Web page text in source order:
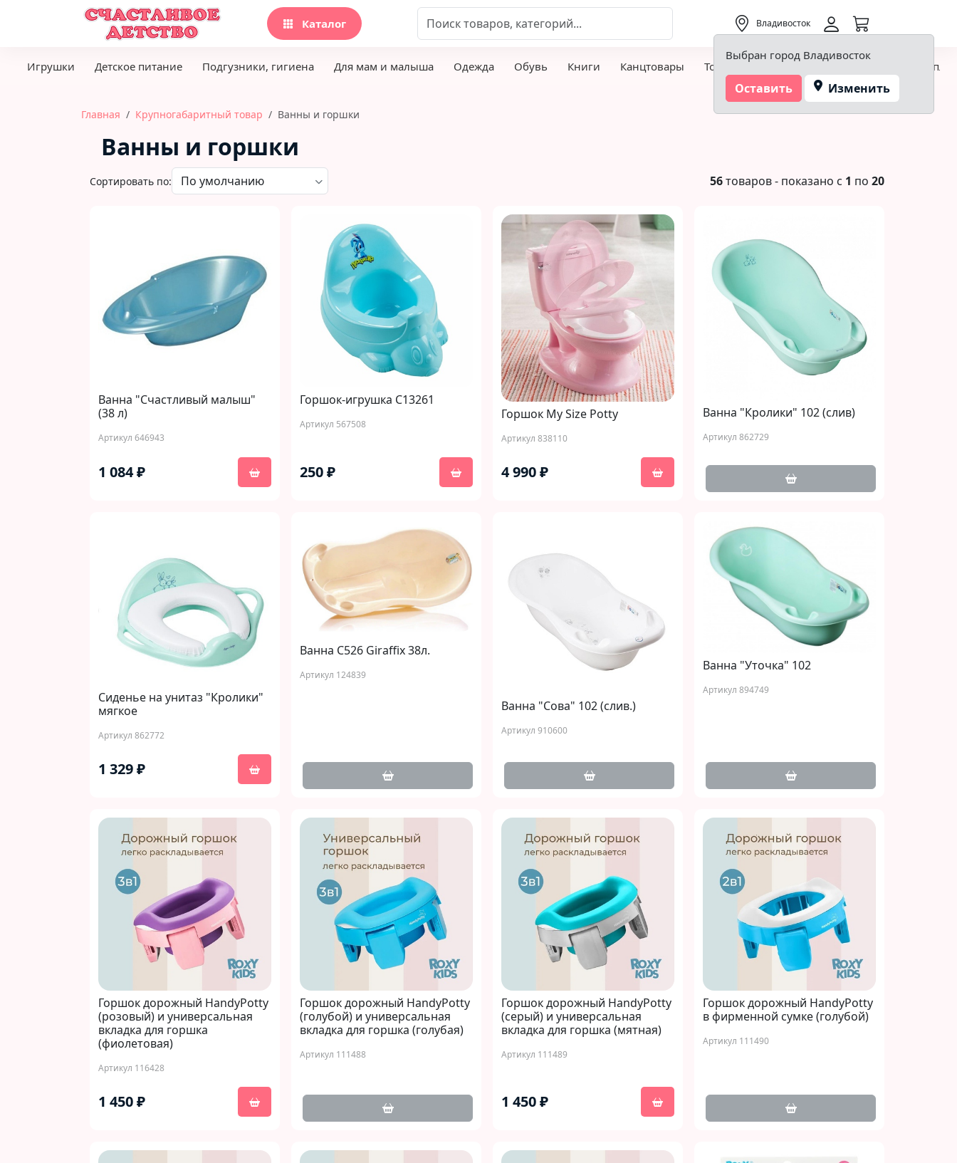
Каталог Владивосток
Выбран город Владивосток
Оставить Изменить
Игрушки Детское питание Подгузники, гигиена Для мам и малыша Одежда Обувь Книги Канцтовары Товары для творчества и хобби Детская
Главная Крупногабаритный товар Ванны и горшки
Ванны и горшки
Сортировать по: 56товаров - показано с 1 по 20
Ванна "Счастливый малыш"
(38 л)
Артикул 646943
1 084 ₽
Горшок-игрушка С13261
Артикул 567508
250 ₽
Горшок My Size Potty
Артикул 838110
4 990 ₽
Ванна "Кролики" 102 (слив)
Артикул 862729
Сиденье на унитаз "Кролики"
мягкое
Артикул 862772
1 329 ₽
Ванна С526 Giraffix 38л.
Артикул 124839
Ванна "Сова" 102 (слив.)
Артикул 910600
Ванна "Уточка" 102
Артикул 894749
Горшок дорожный HandyPotty
(розовый) и универсальная
вкладка для горшка
(фиолетовая)
Артикул 116428
1 450 ₽
Горшок дорожный HandyPotty
(голубой) и универсальная
вкладка для горшка (голубая)
Артикул 111488
Горшок дорожный HandyPotty
(серый) и универсальная
вкладка для горшка (мятная)
Артикул 111489
1 450 ₽
Горшок дорожный HandyPotty
в фирменной сумке (голубой)
Артикул 111490